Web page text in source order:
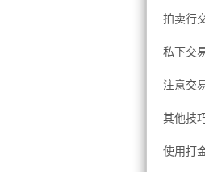
拍卖行
私下交
注意交
其他技
使用打